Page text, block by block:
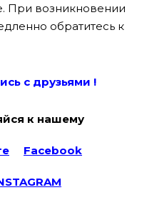
При возникновении
обратитесь к
с друзьями !
к нашему
Facebook